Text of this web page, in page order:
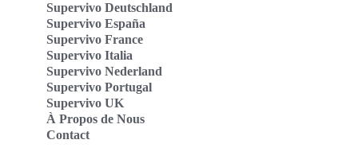
Supervivo Deutschland
Supervivo España
Supervivo France
Supervivo Italia
Supervivo Nederland
Supervivo Portugal
Supervivo UK
À Propos de Nous
Contact